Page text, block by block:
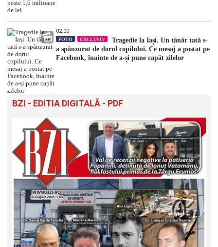
02:00
FOTO EXCLUSIV
Tragedie la Iași. Un tânăr tată s-
a spânzurat de dorul copilului. Ce mesaj a postat pe
Facebook, înainte de a-și pune capăt zilelor
BZI - EDITIA DIGITALĂ - PDF